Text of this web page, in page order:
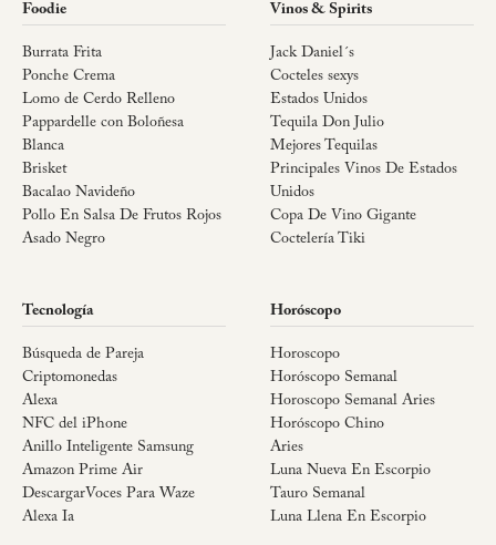
Foodie
Burrata Frita
Ponche Crema
Lomo de Cerdo Relleno
Pappardelle con Boloñesa
Blanca
Brisket
Bacalao Navideño
Pollo En Salsa De Frutos Rojos
Asado Negro
Vinos & Spirits
Jack Daniel´s
Cocteles sexys
Estados Unidos
Tequila Don Julio
Mejores Tequilas
Principales Vinos De Estados
Unidos
Copa De Vino Gigante
Coctelería Tiki
Tecnología
Búsqueda de Pareja
Criptomonedas
Alexa
NFC del iPhone
Anillo Inteligente Samsung
Amazon Prime Air
DescargarVoces Para Waze
Alexa Ia
Horóscopo
Horoscopo
Horóscopo Semanal
Horoscopo Semanal Aries
Horóscopo Chino
Aries
Luna Nueva En Escorpio
Tauro Semanal
Luna Llena En Escorpio